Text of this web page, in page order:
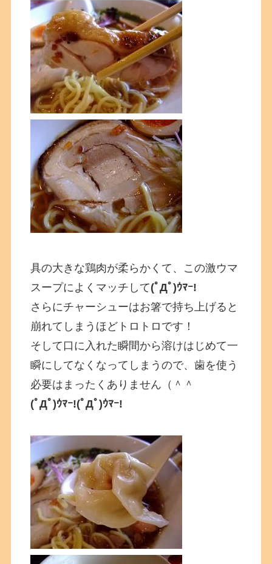
具の大きな鶏肉が柔らかくて、この激ウマ
スープによくマッチして(ﾟДﾟ)ｳﾏｰ!
さらにチャーシューはお箸で持ち上げると
崩れてしまうほどトロトロです！
そして口に入れた瞬間から溶けはじめて一
瞬にしてなくなってしまうので、歯を使う
必要はまったくありません（＾＾
(ﾟДﾟ)ｳﾏｰ!(ﾟДﾟ)ｳﾏｰ!